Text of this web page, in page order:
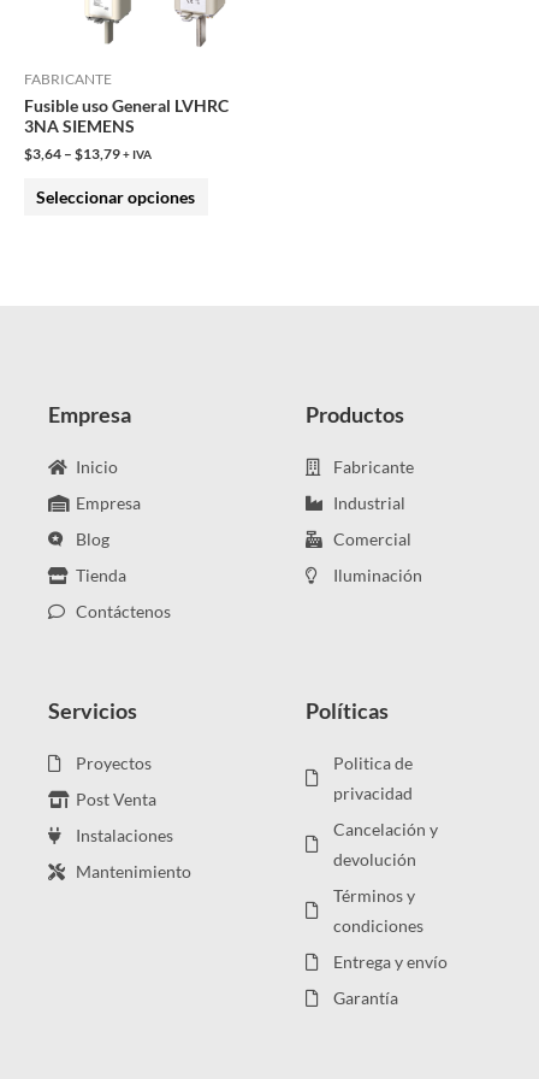
FABRICANTE
Fusible uso General LVHRC
3NA SIEMENS
$3,64 – $13,79+ IVA
Seleccionar opciones
opciones
elegir
Empresa
Inicio
Empresa
Blog
Tienda
Contáctenos
Productos
Fabricante
Industrial
Comercial
Iluminación
Servicios
Proyectos
Post Venta
Instalaciones
Mantenimiento
Políticas
Politica de
privacidad
Cancelación y
devolución
Términos y
condiciones
Entrega y envío
Garantía